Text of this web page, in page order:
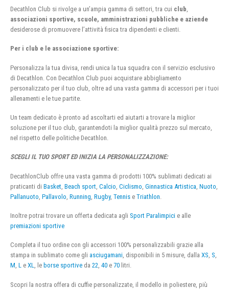
Decathlon Club si rivolge a un’ampia gamma di settori, tra cui club
associazioni sportive, scuole, amministrazioni pubbliche e aziende
desiderose di promuovere l’attività fisica tra dipendenti e clienti.
Per i club e le associazione sportive:
Personalizza la tua divisa, rendi unica la tua squadra con il servizio esclusivo
di Decathlon. Con Decathlon Club puoi acquistare abbigliamento
personalizzato per il tuo club, oltre ad una vasta gamma di accessori per i tuoi
allenamenti e le tue partite.
Un team dedicato è pronto ad ascoltarti ed aiutarti a trovare la miglior
soluzione per il tuo club, garantendoti la miglior qualità prezzo sul mercato,
nel rispetto delle politiche Decathlon.
SCEGLI IL TUO SPORT ED INIZIA LA PERSONALIZZAZIONE:
DecathlonClub offre una vasta gamma di prodotti 100% sublimati dedicati ai
praticanti di Basket Beach sport Calcio Ciclismo Ginnastica Artistica Nuoto
Pallanuoto Pallavolo Running Rugby, Tennis e Triathlon
Inoltre potrai trovare un offerta dedicata agli Sport Paralimpici e alle
premiazioni sportive
Completa il tuo ordine con gli accessori 100% personalizzabili grazie alla
stampa in sublimato come gli asciugamani, disponibili in 5 misure, dalla XS, S,
M, L e XL, le borse sportive da 22, 40 e 70 litri.
Scopri la nostra offera di cuffie personalizzate, il modello in poliestere, più